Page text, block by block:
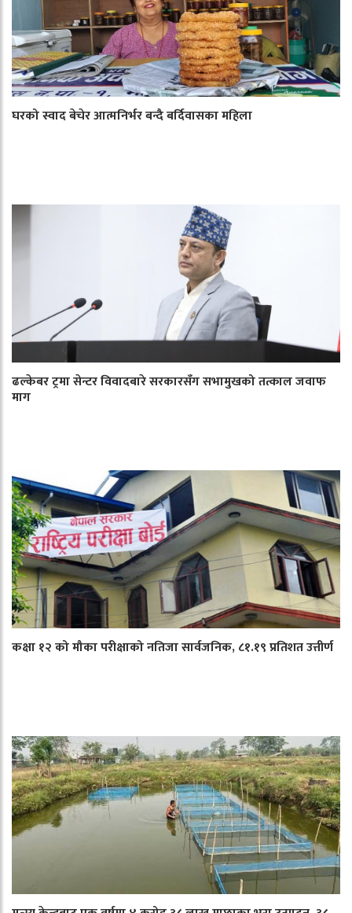
घरको स्वाद बेचेर आत्मनिर्भर बन्दै बर्दिवासका महिला
ढल्केबर ट्रमा सेन्टर विवादबारे सरकारसँग सभामुखको तत्काल जवाफ
माग
कक्षा १२ को मौका परीक्षाको नतिजा सार्वजनिक, ८१.१९ प्रतिशत उत्तीर्ण